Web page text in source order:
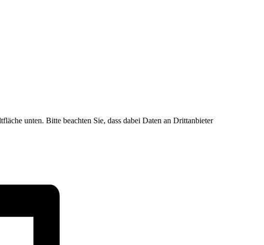
unten. Bitte beachten Sie, dass dabei Daten an Drittanbieter